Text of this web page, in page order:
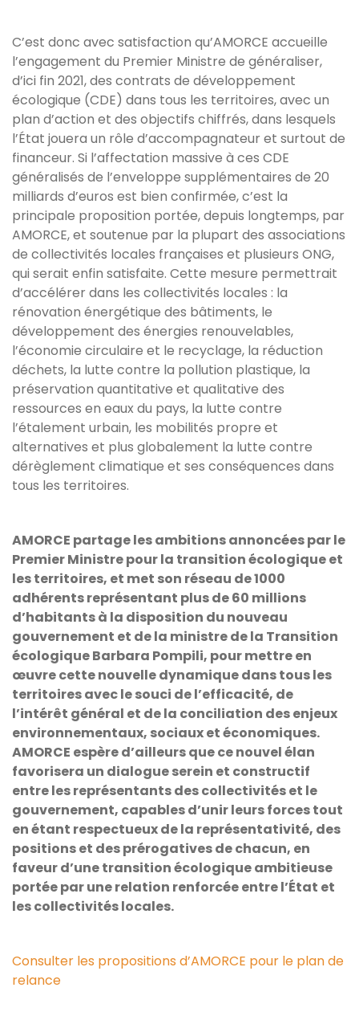
C’est donc avec satisfaction qu’AMORCE accueille
l’engagement du Premier Ministre de généraliser,
d’ici fin 2021, des contrats de développement
écologique (CDE) dans tous les territoires, avec un
plan d’action et des objectifs chiffrés, dans lesquels
l’État jouera un rôle d’accompagnateur et surtout de
financeur. Si l’affectation massive à ces CDE
généralisés de l’enveloppe supplémentaires de 20
milliards d’euros est bien confirmée, c’est la
principale proposition portée, depuis longtemps, par
AMORCE, et soutenue par la plupart des associations
de collectivités locales françaises et plusieurs ONG,
qui serait enfin satisfaite. Cette mesure permettrait
d’accélérer dans les collectivités locales : la
rénovation énergétique des bâtiments, le
développement des énergies renouvelables,
l’économie circulaire et le recyclage, la réduction
déchets, la lutte contre la pollution plastique, la
préservation quantitative et qualitative des
ressources en eaux du pays, la lutte contre
l’étalement urbain, les mobilités propre et
alternatives et plus globalement la lutte contre
dérèglement climatique et ses conséquences dans
tous les territoires.
AMORCE partage les ambitions annoncées par le
Premier Ministre pour la transition écologique et
les territoires, et met son réseau de 1000
adhérents représentant plus de 60 millions
d’habitants à la disposition du nouveau
gouvernement et de la ministre de la Transition
écologique Barbara Pompili, pour mettre en
œuvre cette nouvelle dynamique dans tous les
territoires avec le souci de l’efficacité, de
l’intérêt général et de la conciliation des enjeux
environnementaux, sociaux et économiques.
AMORCE espère d’ailleurs que ce nouvel élan
favorisera un dialogue serein et constructif
entre les représentants des collectivités et le
gouvernement, capables d’unir leurs forces tout
en étant respectueux de la représentativité, des
positions et des prérogatives de chacun, en
faveur d’une transition écologique ambitieuse
portée par une relation renforcée entre l’État et
les collectivités locales.
Consulter les propositions d’AMORCE pour le plan de
relance